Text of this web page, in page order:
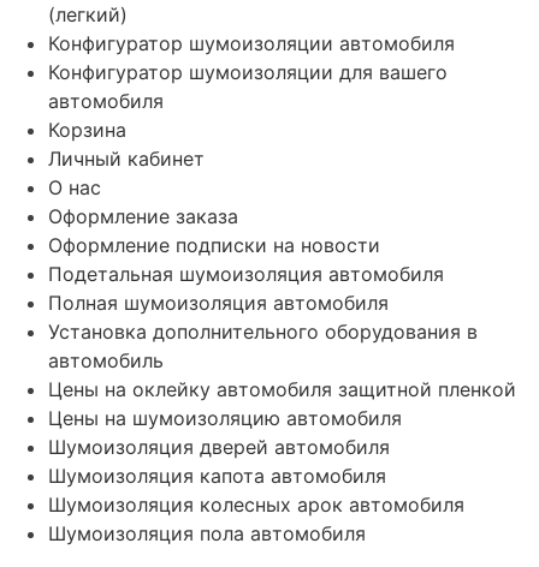
(легкий)
Конфигуратор шумоизоляции автомобиля
Конфигуратор шумоизоляции для вашего
автомобиля
Корзина
Личный кабинет
О нас
Оформление заказа
Оформление подписки на новости
Подетальная шумоизоляция автомобиля
Полная шумоизоляция автомобиля
Установка дополнительного оборудования в
автомобиль
Цены на оклейку автомобиля защитной пленкой
Цены на шумоизоляцию автомобиля
Шумоизоляция дверей автомобиля
Шумоизоляция капота автомобиля
Шумоизоляция колесных арок автомобиля
Шумоизоляция пола автомобиля